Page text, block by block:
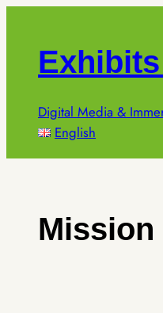
springenExhibits
Digital Media &
English
Mission